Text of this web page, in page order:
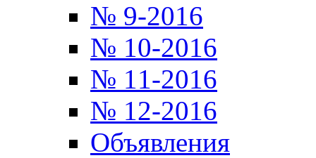
№ 9-2016
№ 10-2016
№ 11-2016
№ 12-2016
Объявления